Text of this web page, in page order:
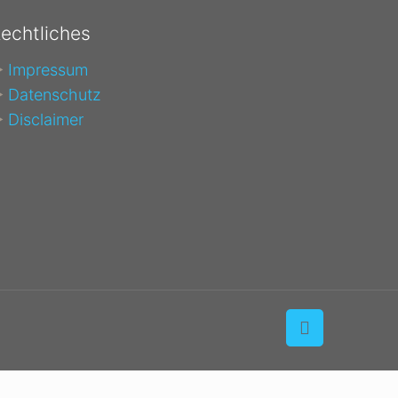
Impressum
Datenschutz
Disclaimer